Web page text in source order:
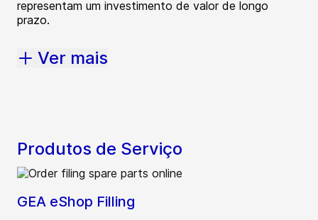
representam um investimento de valor de longo
prazo.
Ver mais
Produtos de Serviço
GEA eShop Filling